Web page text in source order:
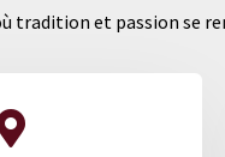
et passion se